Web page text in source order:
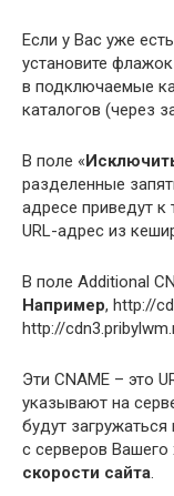
Если у Вас уже
установите флажок
в подключаемые
каталогов (через
В поле «
разделенные
адресе приведут к
URL-адрес из
В поле Additional
Например, http://
http://
Эти CNAME – это
указывают на
будут
с серверов
скорости сайта